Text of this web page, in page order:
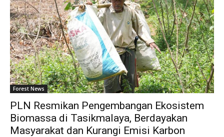
Forest News
PLN Resmikan Pengembangan Ekosistem
Biomassa di Tasikmalaya, Berdayakan
Masyarakat dan Kurangi Emisi Karbon